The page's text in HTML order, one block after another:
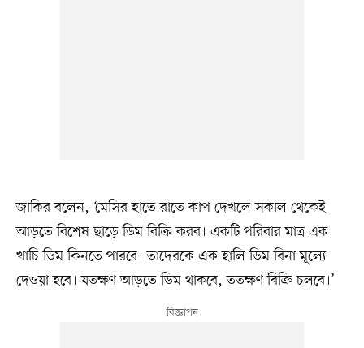
জাকির বলেন, ‘মেসির হাতে রাতে কাপ দেখলে সকাল থেকেই
আড়তে বিশেষ ছাড়ে ডিম বিক্রি করব। একটি পরিবার মাত্র এক
খাচি ডিম কিনতে পারবে। তাদেরকে এক হালি ডিম বিনা মূল্যে
দেওয়া হবে। যতক্ষণ আড়তে ডিম থাকবে, ততক্ষণ বিক্রি চলবে।’